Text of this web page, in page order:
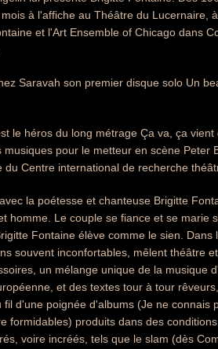
à l'affiche au Théâtre du Lucernaire,
et l'Art Ensemble of Chicago dans
Saravah son premier disque solo Un
le héros du long métrage Ça va, ça
pour le metteur en scène
Centre international de recherche
la poétesse et chanteuse Brigitte
homme. Le couple se fiance et se marie
Fontaine élève comme le sien.
souvent inconfortables, mêlent théâtre
un mélange unique de la musique
et des textes tour à tour
fil d'une poignée d'albums (Je ne
formidables) produits dans des
voire incréés, tels que le slam (dès